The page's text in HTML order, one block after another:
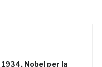
Nobel per la